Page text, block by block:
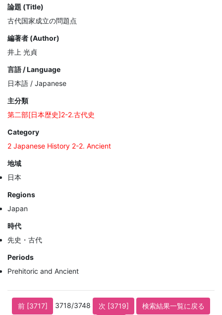
論題 (Title)
古代国家成立の問題点
編著者 (Author)
井上 光貞
言語 / Language
日本語 / Japanese
主分類
第二部[日本歴史]2-2.古代史
Category
2 Japanese History 2-2. Ancient
地域
日本
Regions
Japan
時代
先史・古代
Periods
Prehitoric and Ancient
前 [3717] 3718/3748 次 [3719] 検索結果一覧に戻る